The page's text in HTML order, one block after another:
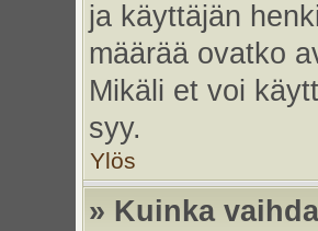
ja käyttäjän
määrää ovatko
Mikäli et voi
syy.
Ylös
» Kuinka